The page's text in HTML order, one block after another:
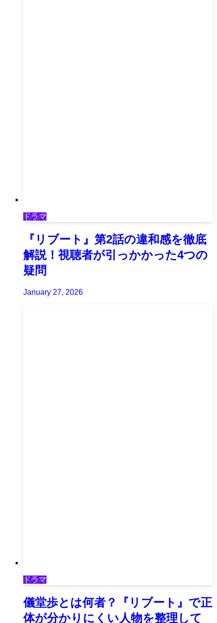
ドラマ
『リブート』第2話の違和感を徹底
解説！視聴者が引っかかった4つの
疑問
January 27, 2026
ドラマ
儀堂歩とは何者？『リブート』で正
体が分かりにくい人物を整理して